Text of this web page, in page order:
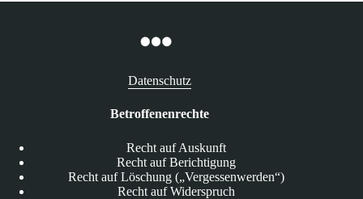
Datenschutz
Betroffenenrechte
Recht auf Auskunft
Recht auf Berichtigung
Recht auf Löschung („Vergessenwerden“)
Recht auf Widerspruch